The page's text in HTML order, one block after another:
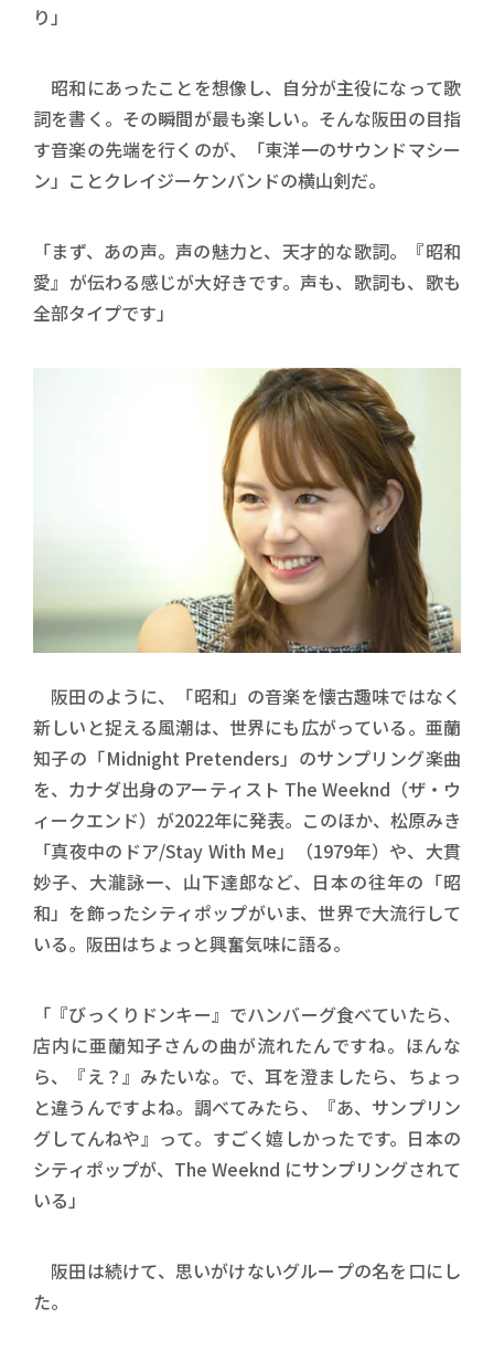
り」
昭和にあったことを想像し、自分が主役になって歌
詞を書く。その瞬間が最も楽しい。そんな阪田の目指
す音楽の先端を行くのが、「東洋一のサウンドマシー
ン」ことクレイジーケンバンドの横山剣だ。
「まず、あの声。声の魅力と、天才的な歌詞。『昭和
愛』が伝わる感じが大好きです。声も、歌詞も、歌も
全部タイプです」
阪田のように、「昭和」の音楽を懐古趣味ではなく
新しいと捉える風潮は、世界にも広がっている。亜蘭
知子の「Midnight Pretenders」のサンプリング楽曲
を、カナダ出身のアーティスト The Weeknd（ザ・ウ
ィークエンド）が2022年に発表。このほか、松原みき
「真夜中のドア/Stay With Me」（1979年）や、大貫
妙子、大瀧詠一、山下達郎など、日本の往年の「昭
和」を飾ったシティポップがいま、世界で大流行して
いる。阪田はちょっと興奮気味に語る。
「『びっくりドンキー』でハンバーグ食べていたら、
店内に亜蘭知子さんの曲が流れたんですね。ほんな
ら、『え？』みたいな。で、耳を澄ましたら、ちょっ
と違うんですよね。調べてみたら、『あ、サンプリン
グしてんねや』って。すごく嬉しかったです。日本の
シティポップが、The Weeknd にサンプリングされて
いる」
阪田は続けて、思いがけないグループの名を口にし
た。